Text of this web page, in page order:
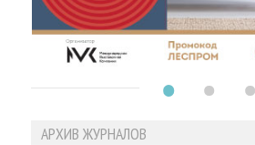
АРХИВ ЖУРНАЛОВ